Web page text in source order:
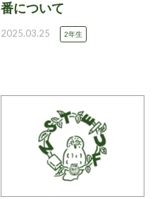
番について
2025.03.25 2年生